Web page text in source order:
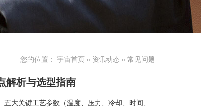
您的位置： 宇宙首页 » 资讯动态 » 常见问题
解析与选型指南
五大关键工艺参数（温度、压力、冷却、时间、